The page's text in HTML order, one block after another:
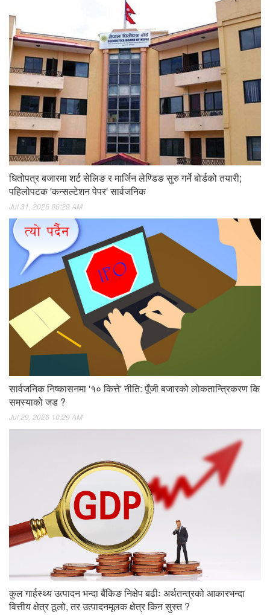
धितोपत्र बजारमा शर्ट सेलिङ र मार्जिन लेण्डिङ सुरु गर्ने बोर्डको तयारी;
पहिलोपटक 'कन्सल्टेशन पेपर' सार्वजनिक
Jul 31, 2026 06:29 AM
सार्वजनिक निष्कासनमा '१० कित्ते' नीति: पूँजी बजारको लोकतान्त्रिकरण कि
समस्याको जड ?
Jul 29, 2026 10:29 AM
कुल गार्हस्थ्य उत्पादन भन्दा बैंकिङ निक्षेप बढीः अर्थतन्त्रको आकारभन्दा
वित्तीय क्षेत्र ठूलो, तर उत्पादनमूलक क्षेत्र किन सुस्त ?